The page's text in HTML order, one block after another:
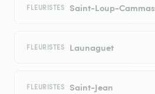
FLEURISTES Saint-Loup-Cammas
FLEURISTES Launaguet
FLEURISTES Saint-Jean